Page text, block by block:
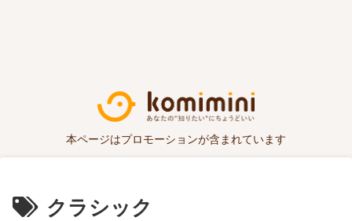
本ページはプロモーションが含まれています
クラシック